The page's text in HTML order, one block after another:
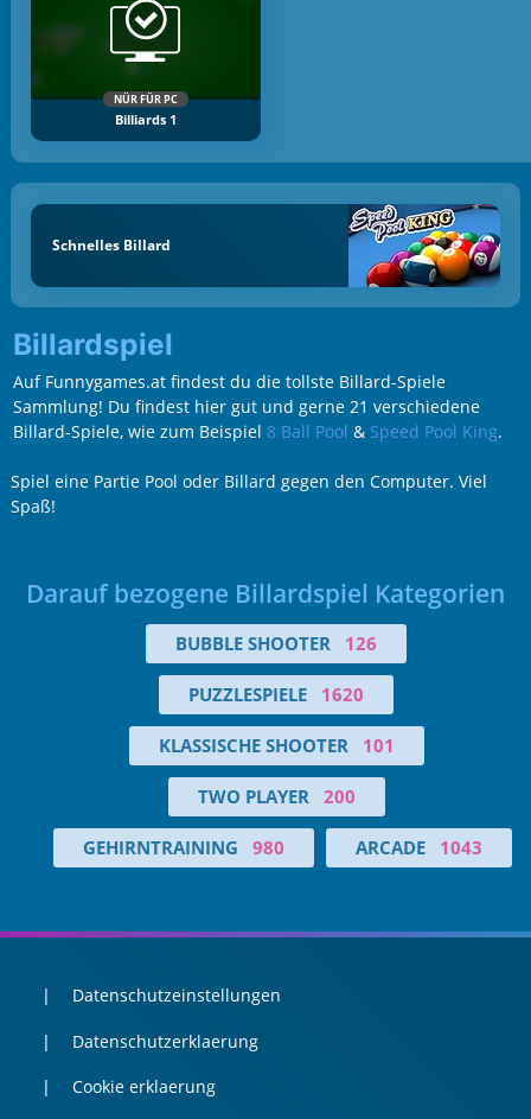
NÜR FÜR PC
Billiards 1
Schnelles Billard
Billardspiel
Auf Funnygames.at findest du die tollste Billard-Spiele
Sammlung! Du findest hier gut und gerne 21 verschiedene
Billard-Spiele, wie zum Beispiel 8 Ball Pool & Speed Pool King.
Spiel eine Partie Pool oder Billard gegen den Computer. Viel
Spaß!
Darauf bezogene Billardspiel Kategorien
BUBBLE SHOOTER 126
PUZZLESPIELE 1620
KLASSISCHE SHOOTER 101
TWO PLAYER 200
GEHIRNTRAINING 980 ARCADE 1043
Datenschutzeinstellungen
Datenschutzerklaerung
Cookie erklaerung